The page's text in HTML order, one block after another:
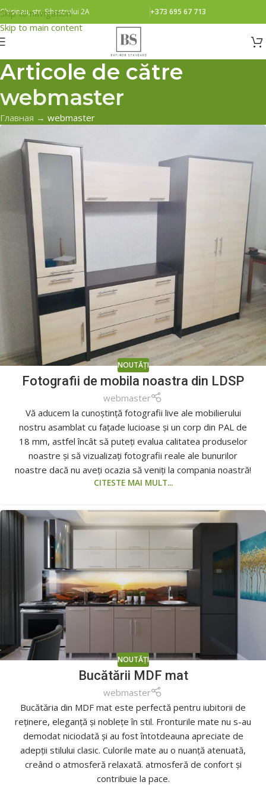
Skip to navigation
Skip to main content
Chisinau, str. Sihastrului 2A +373 695 67 713
Articole de către
webmaster
Главная → webmaster
NOUTĂȚI
Fotografii de mobila noastra din LDSP
webmaster
Vă aducem la cunoștință fotografii live ale mobilierului
nostru asamblat cu fațade lucioase și un corp din PAL de
18 mm, astfel încât să puteți evalua calitatea produselor
noastre și să vizualizați fotografii reale ale bunurilor
noastre dacă nu aveți ocazia să veniți la compania noastră!
CITESTE MAI MULT...
NOUTĂȚI
Bucătării MDF mat
webmaster
Bucătăria din MDF mat este perfectă pentru iubitorii de
reținere, eleganță și noblețe în stil. Fronturile mate nu s-au
demodat niciodată și au fost întotdeauna apreciate de
adepții stilului clasic. Culorile mate au o nuanță atenuată,
creând o atmosferă relaxată. atmosferă de confort și
contribuie la pace.